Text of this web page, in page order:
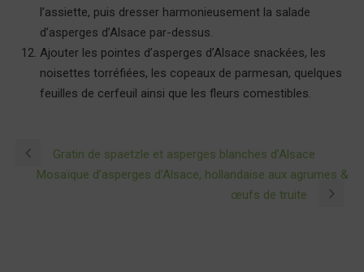
l’assiette, puis dresser harmonieusement la salade
d’asperges d’Alsace par-dessus.
Ajouter les pointes d’asperges d’Alsace snackées, les
noisettes torréfiées, les copeaux de parmesan, quelques
feuilles de cerfeuil ainsi que les fleurs comestibles.
Gratin de spaetzle et asperges blanches d’Alsace
Mosaïque d’asperges d’Alsace, hollandaise aux agrumes &
œufs de truite